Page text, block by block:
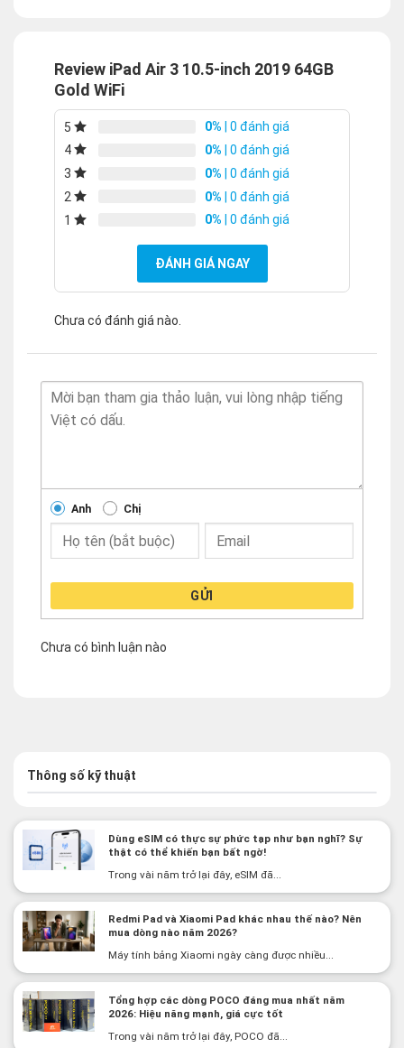
Review iPad Air 3 10.5-inch 2019 64GB
Gold WiFi
5 0% | 0 đánh giá
4
0% | 0 đánh giá
3
0% | 0 đánh giá
2
0% | 0 đánh giá
1
0% | 0 đánh giá
ĐÁNH GIÁ NGAY
Chưa có đánh giá nào.
Anh Chị
GỬI
Chưa có bình luận nào
Thông số kỹ thuật
Dùng eSIM có thực sự phức tạp như bạn nghĩ? Sự
thật có thể khiến bạn bất ngờ!
Trong vài năm trở lại đây, eSIM đã...
Redmi Pad và Xiaomi Pad khác nhau thế nào? Nên
mua dòng nào năm 2026?
Máy tính bảng Xiaomi ngày càng được nhiều...
Tổng hợp các dòng POCO đáng mua nhất năm
2026: Hiệu năng mạnh, giá cực tốt
Trong vài năm trở lại đây, POCO đã...